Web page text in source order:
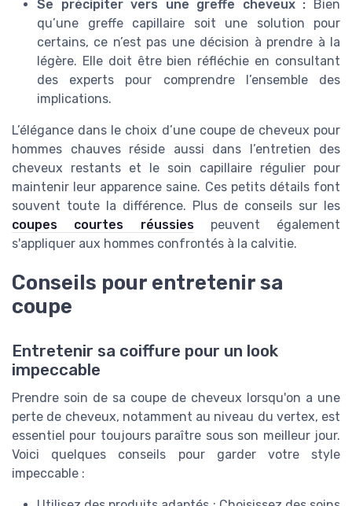
Se précipiter vers une greffe cheveux : Bien
qu’une greffe capillaire soit une solution pour
certains, ce n’est pas une décision à prendre à la
légère. Elle doit être bien réfléchie en consultant
des experts pour comprendre l’ensemble des
implications.
L’élégance dans le choix d’une coupe de cheveux pour
hommes chauves réside aussi dans l’entretien des
cheveux restants et le soin capillaire régulier pour
maintenir leur apparence saine. Ces petits détails font
souvent toute la différence. Plus de conseils sur les
coupes courtes réussiespeuvent également
s'appliquer aux hommes confrontés à la calvitie.
Conseils pour entretenir sa
coupe
Entretenir sa coiffure pour un look
impeccable
Prendre soin de sa coupe de cheveux lorsqu'on a une
perte de cheveux, notamment au niveau du vertex, est
essentiel pour toujours paraître sous son meilleur jour.
Voici quelques conseils pour garder votre style
impeccable :